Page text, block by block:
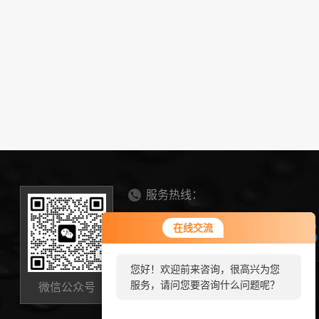
在线交流
您好！欢迎前来咨询，很高兴为您
服务，请问您要咨询什么问题呢？
在线交流
您好！欢迎前来咨询，很高兴为您
服务，请问您要咨询什么问题呢？
微信公众号
服务热线：
0536-
山东省诸城市芦河大道8358号